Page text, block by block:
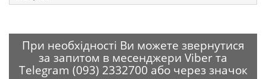
При необхідності Ви можете звернутися
за запитом в месенджери Viber та
Telegram (093) 2332700 або через значок